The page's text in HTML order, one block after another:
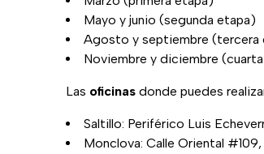
Mayo y junio (segunda etapa)
Agosto y septiembre (tercera
Noviembre y diciembre
Las oficinas donde puedes
Saltillo: Periférico Luis
Monclova: Calle Oriental